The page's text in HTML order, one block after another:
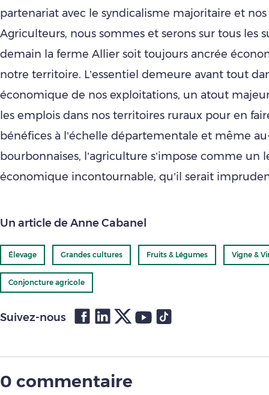
partenariat avec le syndicalisme majoritaire et nos
Agriculteurs, nous sommes et serons sur tous les
demain la ferme Allier soit toujours ancrée
notre territoire. L’essentiel demeure avant tout
économique de nos exploitations, un atout
les emplois dans nos territoires ruraux pour en
bénéfices à l’échelle départementale et même
bourbonnaises, l’agriculture s’impose comme un
économique incontournable, qu’il serait
Un article de Anne Cabanel
Élevage Grandes cultures Fruits & Légumes Vigne &
Conjoncture agricole
Suivez-nous
0 commentaire